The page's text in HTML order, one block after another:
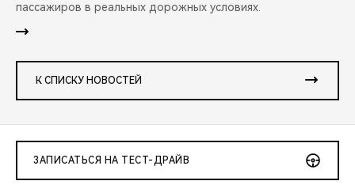
пассажиров в реальных дорожных условиях.
К СПИСКУ НОВОСТЕЙ
ЗАПИСАТЬСЯ НА ТЕСТ-ДРАЙВ